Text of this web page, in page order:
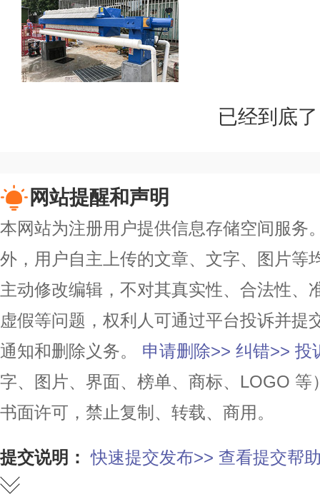
已经到底了
网站提醒和声明
本网站为注册用户提供信息存储空间服务
外，用户自主上传的文章、文字、图片等
主动修改编辑，不对其真实性、合法性、
虚假等问题，权利人可通过平台投诉并提
通知和删除义务。
申请删除>> 纠错>> 投
字、图片、界面、榜单、商标、LOGO
书面许可，禁止复制、转载、商用。
提交说明： 快速提交发布>> 查看提交帮